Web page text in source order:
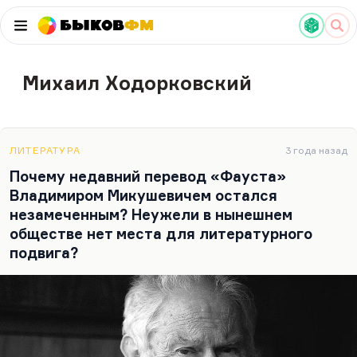
БыковФМ
Михаил Ходорковский
ЛИТЕРАТУРА 3 года назад
Почему недавний перевод «Фауста»
Владимиром Микушевичем остался
незамеченным? Неужели в нынешнем
обществе нет места для литературного
подвига?